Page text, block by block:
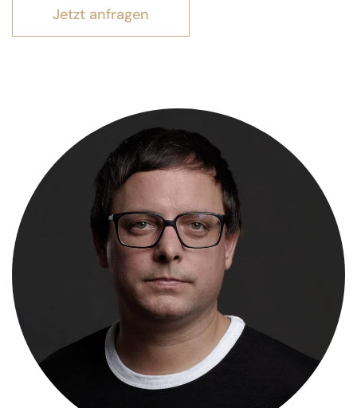
Jetzt anfragen